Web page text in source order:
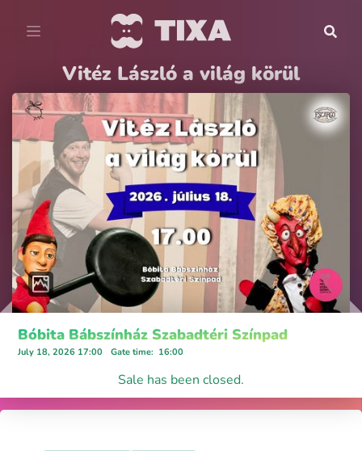
Vitéz László a világ körül
Bóbita Bábszínház Szabadtéri Színpad
July 18, 2026 17:00 Gate time: 16:00
Sale has been closed.